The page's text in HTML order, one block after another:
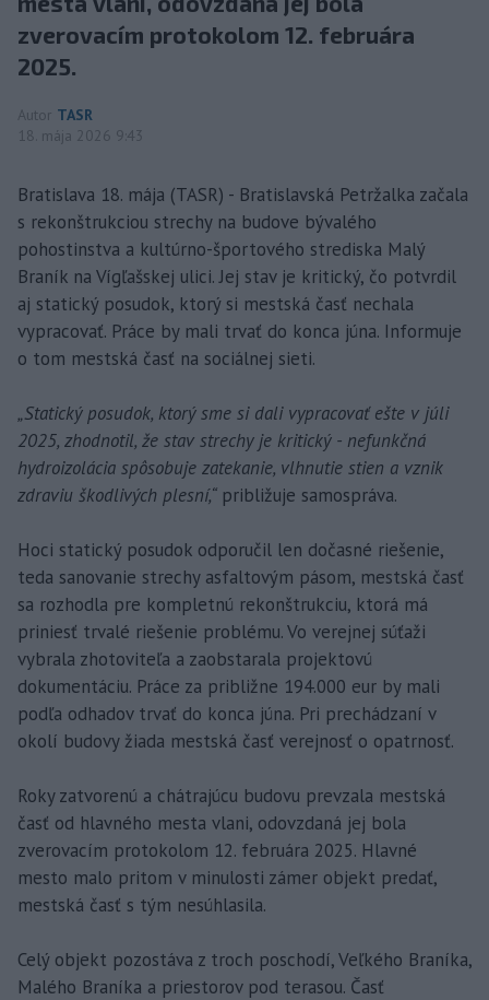
zverovacím protokolom 12. februára
2025.
Autor TASR
18. mája 2026 9:43
Bratislava 18. mája (TASR) - Bratislavská Petržalka začala
s rekonštrukciou strechy na budove bývalého
pohostinstva a kultúrno-športového strediska Malý
Braník na Vígľašskej ulici. Jej stav je kritický, čo potvrdil
aj statický posudok, ktorý si mestská časť nechala
vypracovať. Práce by mali trvať do konca júna. Informuje
o tom mestská časť na sociálnej sieti.
„Statický posudok, ktorý sme si dali vypracovať ešte v júli
2025, zhodnotil, že stav strechy je kritický - nefunkčná
hydroizolácia spôsobuje zatekanie, vlhnutie stien a vznik
zdraviu škodlivých plesní,“ približuje samospráva.
Hoci statický posudok odporučil len dočasné riešenie,
teda sanovanie strechy asfaltovým pásom, mestská časť
sa rozhodla pre kompletnú rekonštrukciu, ktorá má
priniesť trvalé riešenie problému. Vo verejnej súťaži
vybrala zhotoviteľa a zaobstarala projektovú
dokumentáciu. Práce za približne 194.000 eur by mali
podľa odhadov trvať do konca júna. Pri prechádzaní v
okolí budovy žiada mestská časť verejnosť o opatrnosť.
Roky zatvorenú a chátrajúcu budovu prevzala mestská
časť od hlavného mesta vlani, odovzdaná jej bola
zverovacím protokolom 12. februára 2025. Hlavné
mesto malo pritom v minulosti zámer objekt predať,
mestská časť s tým nesúhlasila.
Celý objekt pozostáva z troch poschodí, Veľkého Braníka,
Malého Braníka a priestorov pod terasou. Časť